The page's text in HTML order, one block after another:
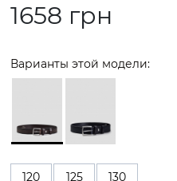
1658 грн
Варианты этой модели:
120 125 130